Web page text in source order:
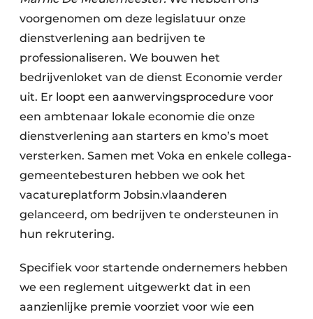
voorgenomen om deze legislatuur onze
dienstverlening aan bedrijven te
professionaliseren. We bouwen het
bedrijvenloket van de dienst Economie verder
uit. Er loopt een aanwervingsprocedure voor
een ambtenaar lokale economie die onze
dienstverlening aan starters en kmo’s moet
versterken. Samen met Voka en enkele collega-
gemeentebesturen hebben we ook het
vacatureplatform Jobsin.vlaanderen
gelanceerd, om bedrijven te ondersteunen in
hun rekrutering.
Specifiek voor startende ondernemers hebben
we een reglement uitgewerkt dat in een
aanzienlijke premie voorziet voor wie een